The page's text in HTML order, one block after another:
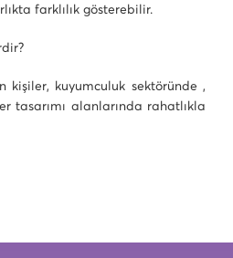
farklılık gösterebilir.
kişiler, kuyumculuk sektöründe ,
tasarımı alanlarında rahatlıkla